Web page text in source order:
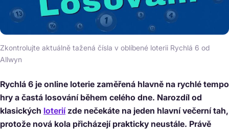
Zkontrolujte aktuálně tažená čísla v oblíbené loterii Rychlá 6 od
Allwyn
Rychlá 6 je online loterie zaměřená hlavně na rychlé tempo
hry a častá losování během celého dne. Narozdíl od
klasických loteriízde nečekáte na jeden hlavní večerní tah,
protože nová kola přicházejí prakticky neustále. Právě